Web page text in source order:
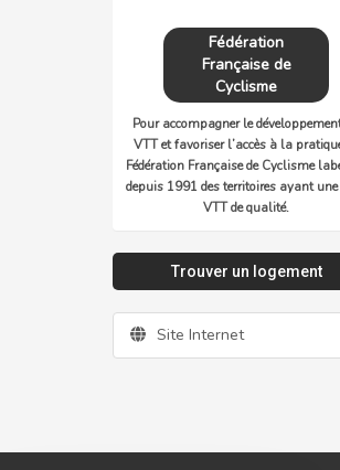
Fédération
Française de
Cyclisme
Pour accompagner le
VTT et favoriser l’accès à la
Fédération Française de Cyclisme
depuis 1991 des territoires ayant
VTT de qualité.
Trouver un logement
Site Internet